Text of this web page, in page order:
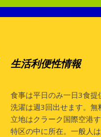
生活利便性情報
食事は平日のみ一日3食
洗濯は週3回出せます。
立地はクラーク国際空港
特区の中に所在。一般人